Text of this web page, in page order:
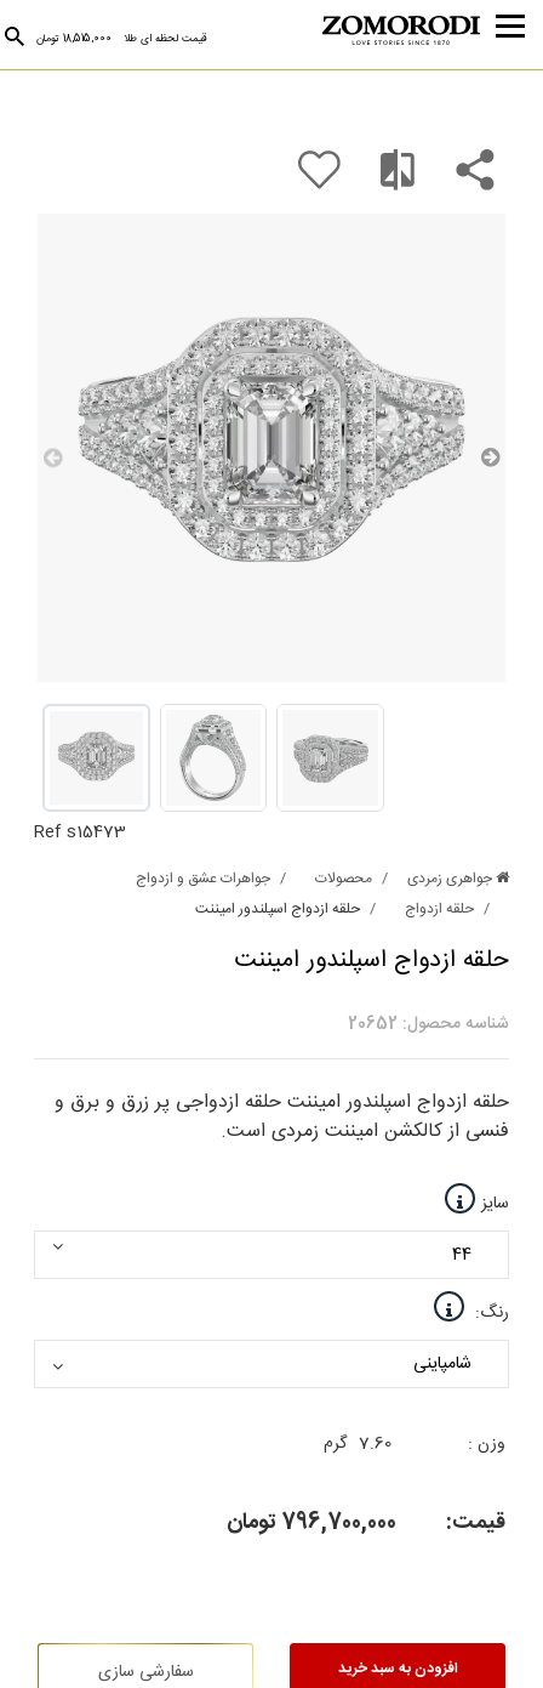
قیمت لحظه ای طلا 18,515,000 تومان
Ref s15473
جواهری زمردی محصولات
جواهرات عشق و ازدواج
حلقه ازدواج
حلقه ازدواج اسپلندور امیننت
حلقه ازدواج اسپلندور امیننت
شناسه محصول: 20652
حلقه ازدواج اسپلندور امیننت حلقه ازدواجی پر زرق و برق و
فنسی از کالکشن امیننت زمردی است.
سایز
رنگ:
وزن : 7.60 گرم
قیمت: 796,700,000تومان
افزودن به سبد خرید سفارشی سازی